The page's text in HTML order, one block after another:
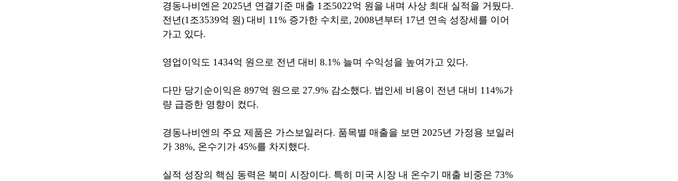
경동나비엔은 2025년 연결기준 매출 1조5022억 원을 내며 사상 최대 실적을 거뒀다.
전년(1조3539억 원) 대비 11% 증가한 수치로, 2008년부터 17년 연속 성장세를 이어
가고 있다.
영업이익도 1434억 원으로 전년 대비 8.1% 늘며 수익성을 높여가고 있다.
다만 당기순이익은 897억 원으로 27.9% 감소했다. 법인세 비용이 전년 대비 114%가
량 급증한 영향이 컸다.
경동나비엔의 주요 제품은 가스보일러다. 품목별 매출을 보면 2025년 가정용 보일러
가 38%, 온수기가 45%를 차지했다.
실적 성장의 핵심 동력은 북미 시장이다. 특히 미국 시장 내 온수기 매출 비중은 73%